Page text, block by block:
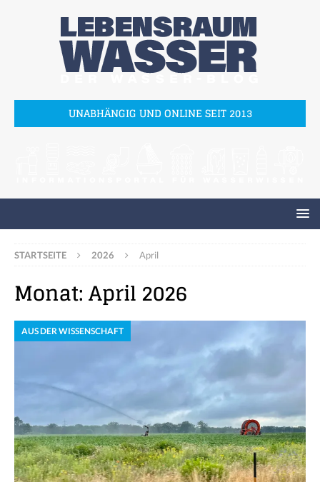
UNABHÄNGIG UND ONLINE SEIT 2013
STARTSEITE 2026 April
Monat:April 2026
AUS DER WISSENSCHAFT